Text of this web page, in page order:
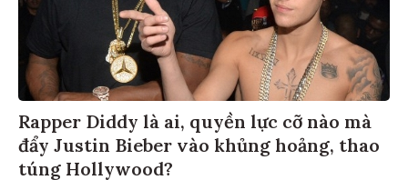
Rapper Diddy là ai, quyền lực cỡ nào mà
đẩy Justin Bieber vào khủng hoảng, thao
túng Hollywood?